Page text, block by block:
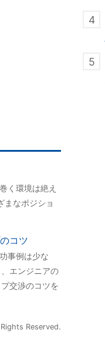
く環境は絶え
まなポジショ
コツ
事例は少な
エンジニアの
交渉のコツを
Reserved.